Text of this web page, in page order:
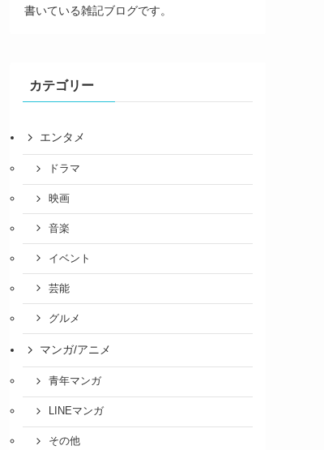
書いている雑記ブログです。
カテゴリー
エンタメ
ドラマ
映画
音楽
イベント
芸能
グルメ
マンガ/アニメ
青年マンガ
LINEマンガ
その他